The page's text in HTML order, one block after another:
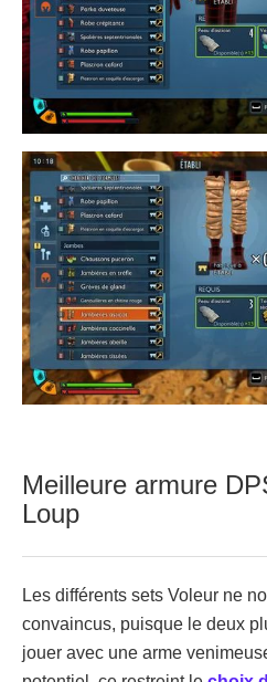
Meilleure armure
Loup
Les différents sets Voleur ne
convaincus, puisque le deux
jouer avec une arme